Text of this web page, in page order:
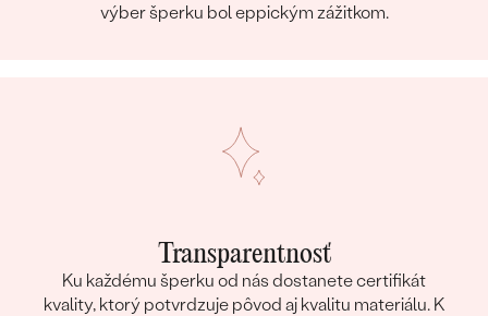
výber šperku bol eppickým zážitkom.
Transparentnosť
Ku každému šperku od nás dostanete certifikát
kvality, ktorý potvrdzuje pôvod aj kvalitu materiálu. K